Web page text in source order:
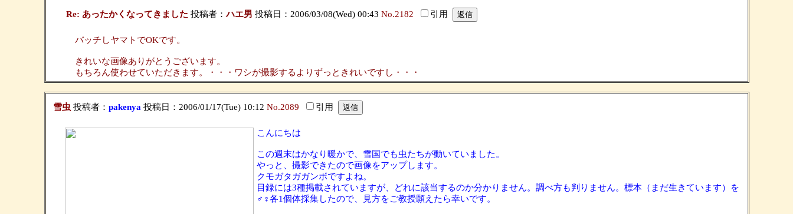
Re: あったかくなってきました 投稿者：ハエ男 投稿日：2006/03/08(Wed) 00:43 No.2182 引用
バッチしヤマトでOKです。
きれいな画像ありがとうございます。
もちろん使わせていただきます。・・・ワシが撮影するよりずっときれいですし・・・
雪虫 投稿者： pakenya 投稿日：2006/01/17(Tue) 10:12 No.2089 引用
こんにちは
この週末はかなり暖かで、雪国でも虫たちが動いていました。
やっと、撮影できたので画像をアップします。
クモガタガガンボですよね。
目録には3種掲載されていますが、どれに該当するのか分かりません。調べ方も判りません。標本（まだ生きています）を
♂♀各1個体採集したので、見方をご教授願えたら幸いです。